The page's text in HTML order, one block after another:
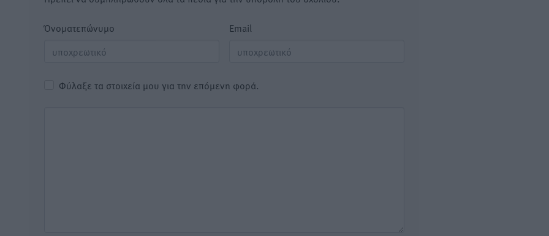
Όνοματεπώνυμο Email
Φύλαξε τα στοιχεία μου για την επόμενη φορά.